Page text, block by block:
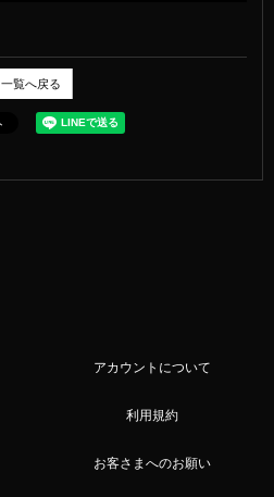
一覧へ戻る
アカウントについて
利用規約
お客さまへのお願い